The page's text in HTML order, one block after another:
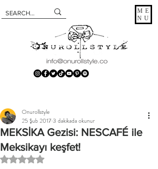
ME
NU
MEKSİKA Gezisi: NESCAFÉ ile
Meksikayı keşfet!
Onurollstyle
25 Şub 20173 dakikada okunur
5 üzerinden NaN yıldız